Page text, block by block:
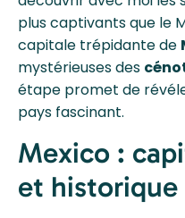
plus captivants que le
capitale trépidante de
mystérieuses des
étape promet de
pays fascinant.
Mexico :
et historique